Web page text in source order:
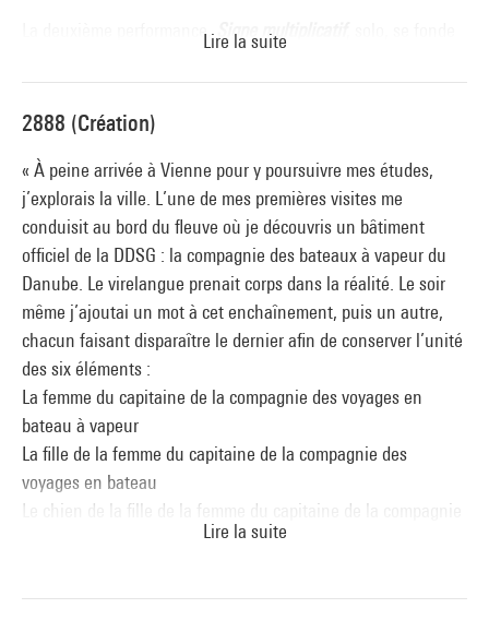
La deuxième performance, Signe multiplicatif
Commencé à la fin de l’année 1972 à Vienne (Autriche), le
poème infini Compléments de nomsse fonde sur un mot très
connu, souvent cité pour illustrer la capacité de la langue
allemande à créer des mots composés à volonté : der
Donaudampfschifffahrtsgesellschaftskapitän soit en français
une succession de six mots : le capitaine de la compagnie
des voyages en bateau à vapeur du Danube
Signe multiplicatif(Nouvelle version )
Comme 2888,Signe multiplicatif
se fonde sur un ensemble de trois collections : celle de
multiples significations et occurrences de la lettre X , issues
de tous les champs de la pensée et de la vie, celle de
citations en chiasme, figure de style de forme ABBA et celle
de formes en X, prises au hasard de mes déplacements.
Lire la suite
2888 (Création)
« À peine arrivée à Vienne pour y poursuivre mes études,
j’explorais la ville. L’une de mes premières visites me
conduisit au bord du fleuve où je découvris un bâtiment
officiel de la DDSG : la compagnie des bateaux à vapeur du
Danube. Le virelangue prenait corps dans la réalité. Le soir
même j’ajoutai un mot à cet enchaînement, puis un autre,
chacun faisant disparaître le dernier afin de conserver l’unité
des six éléments :
La femme du capitaine de la compagnie des voyages en
bateau à vapeur
La fille de la femme du capitaine de la compagnie des
voyages en bateau
Le chien de la fille de la femme du capitaine de la compagnie
compagnie
Lire la suite